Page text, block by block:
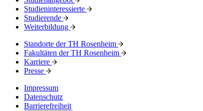
Studieninteressierte
Studierende
Weiterbildung
Standorte der TH Rosenheim
Fakultäten der TH Rosenheim
Karriere
Presse
Impressum
Datenschutz
Barrierefreiheit